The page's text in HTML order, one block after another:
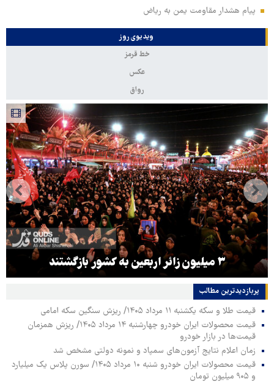
پیام هشدار مقاومت یمن به ریاض
ویدیوی روز
خط قرمز
عکس
رواق
۳ میلیون زائر اربعین به کشور بازگشتند
پربازدیدترین‌ مطالب
قیمت طلا و سکه یکشنبه ۱۱ مرداد ۱۴۰۵/ ریزش سنگین سکه امامی
قیمت محصولات ایران خودرو چهارشنبه ۱۴ مرداد ۱۴۰۵/ ریزش همزمان
قیمت‌ها در بازار خودرو
زمان اعلام نتایج آزمون‌های سمپاد و نمونه دولتی مشخص شد
قیمت محصولات ایران خودرو شنبه ۱۰ مرداد ۱۴۰۵/ سورن پلاس یک میلیارد
و ۹۰۵ میلیون تومان